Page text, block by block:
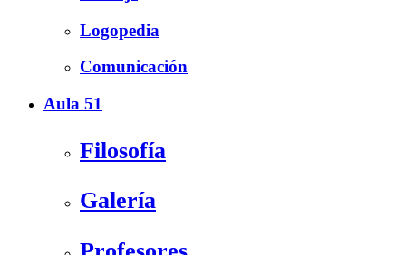
Logopedia
Comunicación
Aula 51
Filosofía
Galería